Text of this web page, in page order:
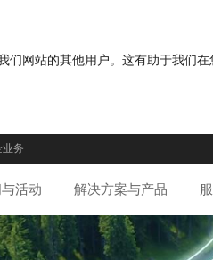
们网站的其他用户。这有助于我们
业务
活动 解决方案与产品